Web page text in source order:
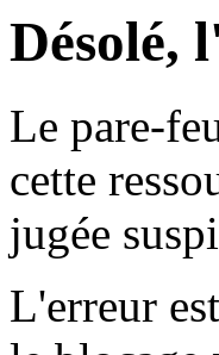
Désolé,
Le pare-
cette
jugée
L'erreur